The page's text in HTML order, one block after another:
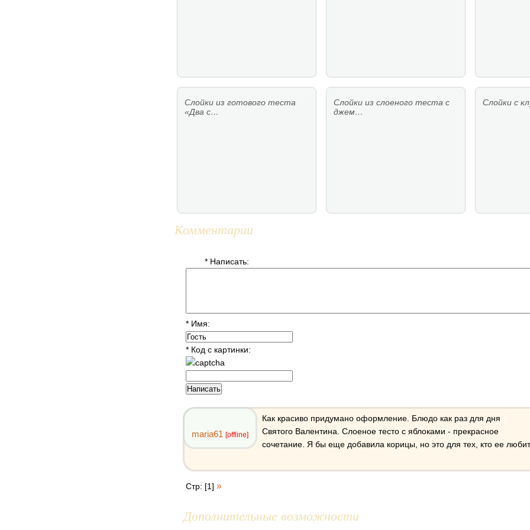
Слойки из готового теста
«Два с…
Слойки из слоеного теста с
джем…
Слойки с
Комментарии
* Написать:
* Имя:
* Код с картинки:
maria61 [offline]
Как красиво придумано оформление. Блюдо как раз для дня
Святого Валентина. Слоеное тесто с яблоками - прекрасное
сочетание. Я бы еще добавила корицы, но это для тех, кто ее
Стр: [1] »
Дополнительные возможности